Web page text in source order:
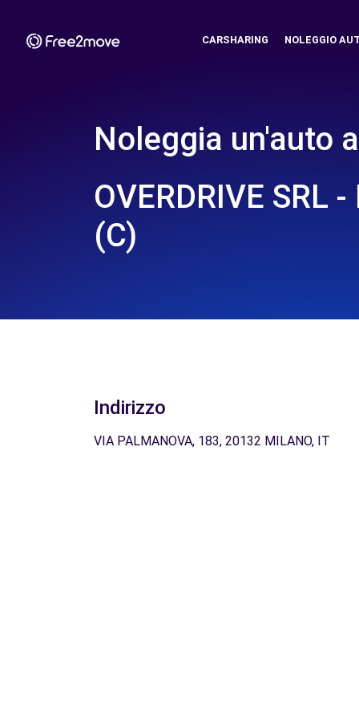
CARSHARING NOLEGGIO
Noleggia un'auto a
OVERDRIVE SRL
(C)
Indirizzo
VIA PALMANOVA, 183, 20132 MILANO, IT